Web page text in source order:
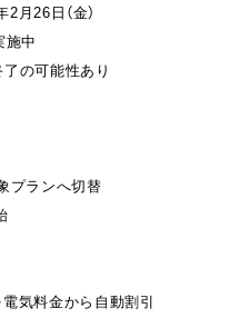
月26日（金）
施中
の可能性あり
プランへ切替
電気料金から自動割引